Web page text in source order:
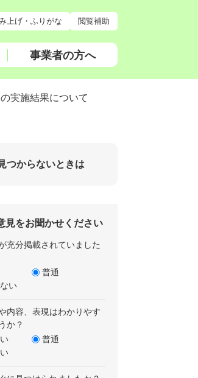
上げ・ふりがな 閲覧補助
事業者の方へ
実施結果について
つからないときは
見をお聞かせください
充分掲載されていました
普通
い
内容、表現はわかりやす
か？
普通